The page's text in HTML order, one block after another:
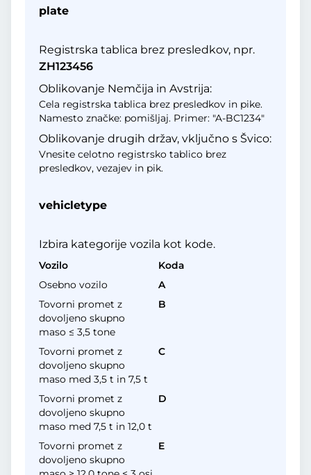
plate
Registrska tablica brez presledkov, npr.
ZH123456
Oblikovanje Nemčija in Avstrija:
Cela registrska tablica brez presledkov in pike.
Namesto značke: pomišljaj. Primer: "A-BC1234"
Oblikovanje drugih držav, vključno s Švico:
Vnesite celotno registrsko tablico brez
presledkov, vezajev in pik.
vehicletype
Izbira kategorije vozila kot kode.
Vozilo
Koda
Osebno vozilo
A
Tovorni promet z
dovoljeno skupno
maso ≤ 3,5 tone
B
Tovorni promet z
dovoljeno skupno
maso med 3,5 t in 7,5 t
C
Tovorni promet z
dovoljeno skupno
maso med 7,5 t in 12,0 t
D
Tovorni promet z
dovoljeno skupno
E